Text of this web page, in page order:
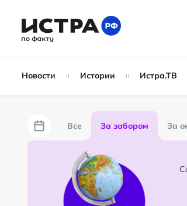
Новости Истории Истра.ТВ
Все За забором За
Лайфхаки
Народные новости